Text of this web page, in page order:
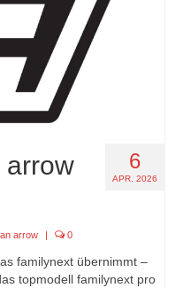
6
APR. 2026
arrow
arrow 0
familynext übernimmt –
topmodell familynext pro